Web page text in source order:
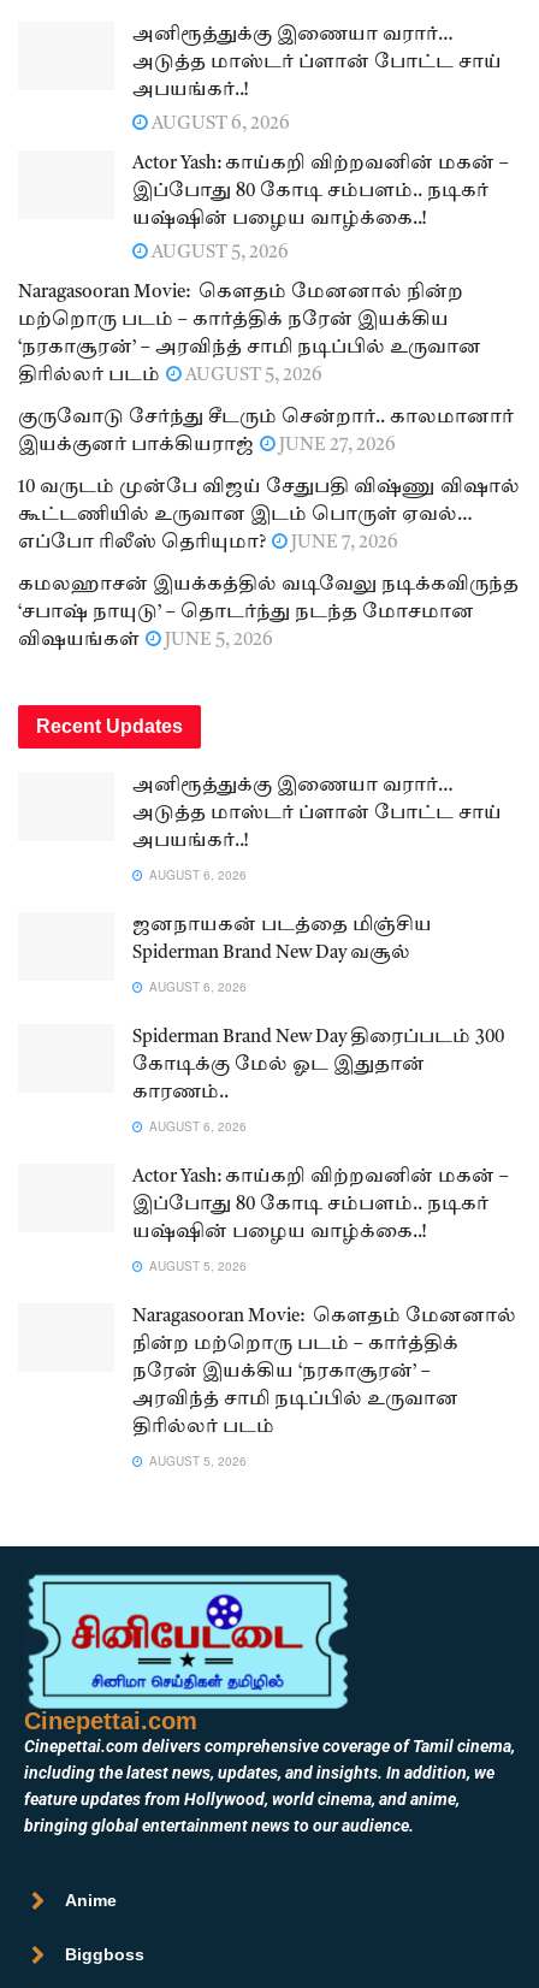
அனிரூத்துக்கு இணையா வரார்…
அடுத்த மாஸ்டர் ப்ளான் போட்ட சாய்
அபயங்கர்..!
AUGUST 6, 2026
Actor Yash: காய்கறி விற்றவனின் மகன் –
இப்போது 80 கோடி சம்பளம்.. நடிகர்
யஷ்ஷின் பழைய வாழ்க்கை..!
AUGUST 5, 2026
Naragasooran Movie: கௌதம் மேனனால் நின்ற
மற்றொரு படம் – கார்த்திக் நரேன் இயக்கிய
‘நரகாசூரன்’ – அரவிந்த் சாமி நடிப்பில் உருவான
திரில்லர் படம்
AUGUST 5, 2026
குருவோடு சேர்ந்து சீடரும் சென்றார்.. காலமானார்
இயக்குனர் பாக்கியராஜ்
JUNE 27, 2026
10 வருடம் முன்பே விஜய் சேதுபதி விஷ்ணு விஷால்
கூட்டணியில் உருவான இடம் பொருள் ஏவல்…
எப்போ ரிலீஸ் தெரியுமா?
JUNE 7, 2026
கமலஹாசன் இயக்கத்தில் வடிவேலு நடிக்கவிருந்த
‘சபாஷ் நாயுடு’ – தொடர்ந்து நடந்த மோசமான
விஷயங்கள்
JUNE 5, 2026
Recent Updates
அனிரூத்துக்கு இணையா வரார்…
அடுத்த மாஸ்டர் ப்ளான் போட்ட சாய்
அபயங்கர்..!
AUGUST 6, 2026
ஜனநாயகன் படத்தை மிஞ்சிய
Spiderman Brand New Day வசூல்
AUGUST 6, 2026
Spiderman Brand New Day திரைப்படம் 300
கோடிக்கு மேல் ஓட இதுதான்
காரணம்..
AUGUST 6, 2026
Actor Yash: காய்கறி விற்றவனின் மகன் –
இப்போது 80 கோடி சம்பளம்.. நடிகர்
யஷ்ஷின் பழைய வாழ்க்கை..!
AUGUST 5, 2026
Naragasooran Movie: கௌதம் மேனனால்
நின்ற மற்றொரு படம் – கார்த்திக்
நரேன் இயக்கிய ‘நரகாசூரன்’ –
அரவிந்த் சாமி நடிப்பில் உருவான
திரில்லர் படம்
AUGUST 5, 2026
Cinepettai.com
Cinepettai.com delivers comprehensive coverage of Tamil cinema,
including the latest news, updates, and insights. In addition, we
feature updates from Hollywood, world cinema, and anime,
bringing global entertainment news to our audience.
Anime
Biggboss